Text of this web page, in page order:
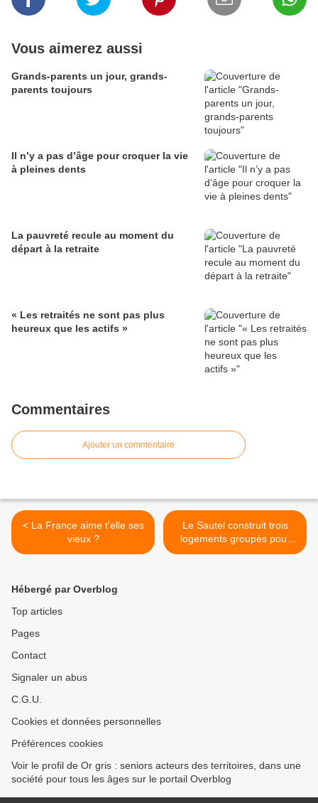
Vous aimerez aussi
Grands-parents un jour, grands-
parents toujours
Il n’y a pas d’âge pour croquer la vie
à pleines dents
La pauvreté recule au moment du
départ à la retraite
« Les retraités ne sont pas plus
heureux que les actifs »
Commentaires
Ajouter un commentaire
< La France aime t'elle ses
vieux ?
Le Sautel construit trois
logements groupés pour
ses seniors au cœur du
Hébergé par Overblog
Top articles
Pages
Contact
Signaler un abus
C.G.U.
Cookies et données personnelles
Préférences cookies
Voir le profil de Or gris : seniors acteurs des territoires, dans une
société pour tous les âges sur le portail Overblog